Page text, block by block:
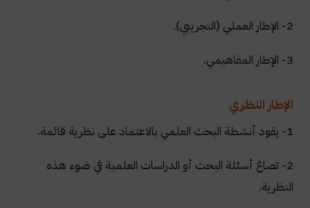
2- الإطار العملي (التجريبي).
3- الإطار المفاهيمي.
الإطار النظري
1- يقود أنشطة البحث العلمي بالاعتماد على نظرية قائمة.
2- تصاغ أسئلة البحث أو الدراسات العلمية في ضوء هذه
النظرية.